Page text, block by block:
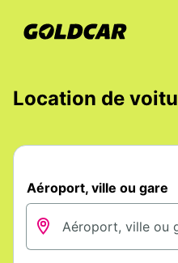
Location de
Aéroport, ville ou gare